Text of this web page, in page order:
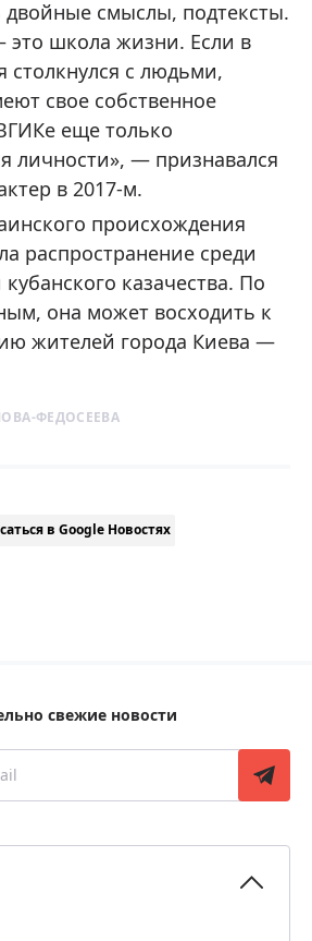
двойные смыслы, подтексты.
школа жизни. Если в
столкнулся с людьми,
свое собственное
еще только
личности», — признавался
в 2017-м.
происхождения
распространение среди
казачества. По
она может восходить к
жителей города Киева —
ФЕДОСЕЕВА
в Google Новостях
свежие новости